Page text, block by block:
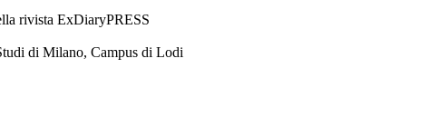
rivista ExDiaryPRESS
di Milano, Campus di Lodi